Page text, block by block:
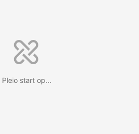
Pleio start op...